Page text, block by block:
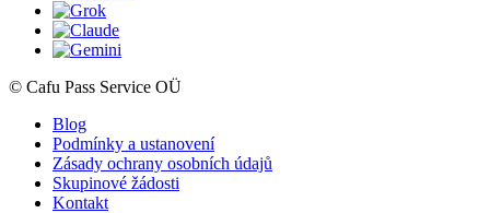
© Cafu Pass Service OÜ
Blog
Podmínky a ustanovení
Zásady ochrany osobních údajů
Skupinové žádosti
Kontakt